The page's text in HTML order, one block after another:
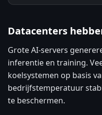
Datacenters
Grote AI-servers
inferentie en training.
koelsystemen op basis
bedrijfstemperatuur
te beschermen.